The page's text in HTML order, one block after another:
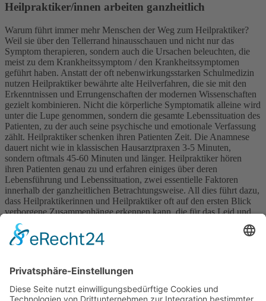
Heilpraktiker/innen arbeiten ganzheitlich
Warum führt immer mehr Menschen der Weg zum Heilpraktiker?
Weil sie über den Tellerrand hinausschauen und nicht nur das
Symptom therapieren, sondern auch die Ursachen beleuchten, die
meist zu dem Krankheitssymptom / den Krankheitssymptomen
geführt haben. Anstatt der oft nebenwirkungsstarken Schulmedizin
nutzen Heilpraktiker bewährte alte Heilverfahren, die sie mit den
Erkenntnissen und Errungenschaften der modernen Wissenschaften
gezielt kombinieren. Nicht die körperliche Symptomatik alleine wird
unter die Lupe genommen, sondern die gesamte Lebenssituation des
Patienten, zu der auch seine psychische und emotionale Verfassung
zählt. Heilpraktiker schenken ihren Patienten Zeit. Die Anamnese
dauert nicht wie in klassischen Hausarztpraxen 3-5 Minuten,
sondern oftmals 45-60 Minuten und länger. Heilpraktiker hören
ihren Patienten genau zu und erfahren einiges über deren
Lebensführung und Lebenssituation, zwei essentielle Faktoren
innerhalb der ganzheitlichen Betrachtungsweise. All dies führt dazu,
dass Heilpraktikerinnen und Heilpraktiker oft auf den ersten Blick
verborgene Zusammenhänge erkennen kann, die für das Leid und
die Genesung des Patienten wichtige Informationen bereitstellen.
Jetzt weiterlesen:Welche ist die richtige Heilpraktikerschule?
Psychotherapie
Neben dem normalen Heilpraktiker, der alternativmedizinisch